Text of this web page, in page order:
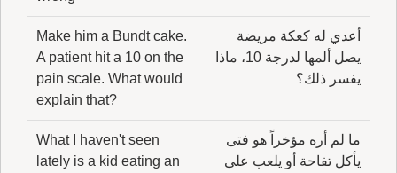
أعدي له كعكة مريضة
يصل ألمها لدرجة 10، ماذا
يفسر ذلك؟
Make him a Bundt cake.
A patient hit a 10 on the
pain scale. What would
explain that?
ما لم أره مؤخراً هو فتى
يأكل تفاحة أو يلعب على
What I haven't seen
lately is a kid eating an